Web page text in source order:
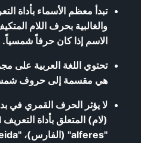
والغالبية بحرف اللام
الاسم إذا كان حرفاً شمسياً.
تحتوي اللغة العربية على
هي مقسمة إلى حروف